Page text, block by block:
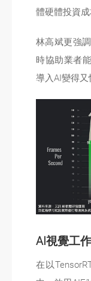
體硬體投資成
林高斌更強
時協助業者
導入AI變得又
AI視覺工
在以